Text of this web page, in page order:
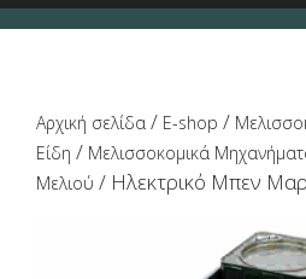
Αρχική σελίδα / E-shop /
Είδη / Μελισσοκομικά
Μελιού / Ηλεκτρικό Μπεν